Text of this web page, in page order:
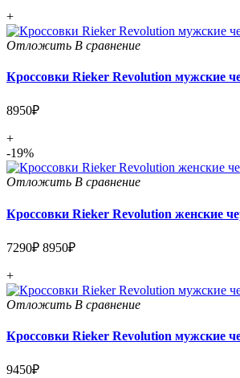
+
Отложить В сравнение
Кроссовки Rieker Revolution мужские
8950₽
+
-19%
Отложить В сравнение
Кроссовки Rieker Revolution женские
7290₽ 8950₽
+
Отложить В сравнение
Кроссовки Rieker Revolution мужские
9450₽